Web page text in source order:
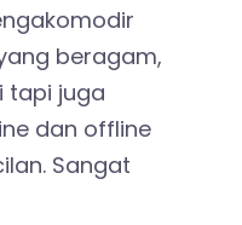
beragam,
tapi juga
dan offline
Sangat